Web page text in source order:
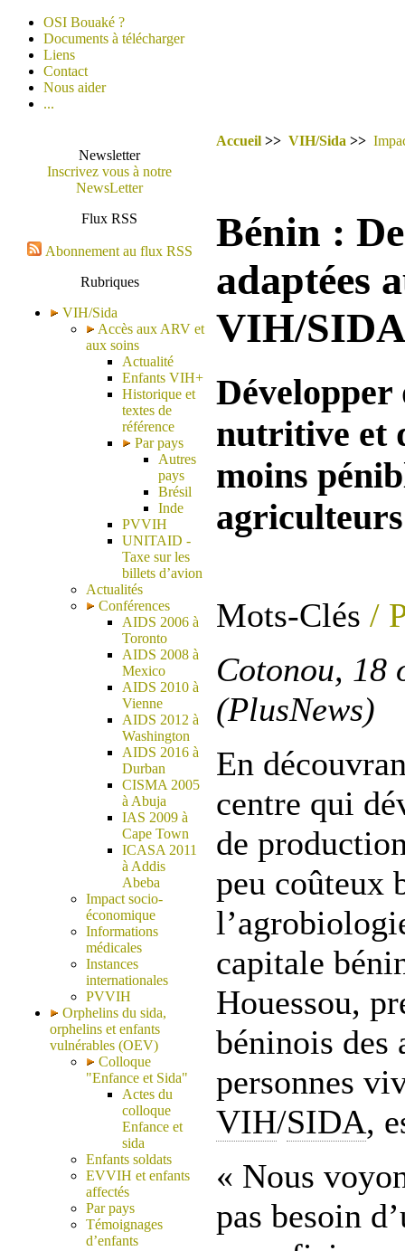
OSI Bouaké ?
Documents à télécharger
Liens
Contact
Nous aider
...
Newsletter
Inscrivez vous à notre
NewsLetter
Flux RSS
Abonnement au flux RSS
Rubriques
VIH/Sida
Accès aux ARV et
aux soins
Actualité
Enfants VIH+
Historique et
textes de
référence
Par pays
Autres
pays
Brésil
Inde
PVVIH
UNITAID -
Taxe sur les
billets d’avion
Actualités
Conférences
AIDS 2006 à
Toronto
AIDS 2008 à
Mexico
AIDS 2010 à
Vienne
AIDS 2012 à
Washington
AIDS 2016 à
Durban
CISMA 2005
à Abuja
IAS 2009 à
Cape Town
ICASA 2011
à Addis
Abeba
Impact socio-
économique
Informations
médicales
Instances
internationales
PVVIH
Orphelins du sida,
orphelins et enfants
vulnérables (OEV)
Colloque
"Enfance et Sida"
Actes du
colloque
Enfance et
sida
Enfants soldats
EVVIH et enfants
affectés
Par pays
Témoignages
d’enfants
Accueil >> VIH/Sida >>
Bénin :
adaptées
VIH/SIDA
Développer
nutritive et
moins
Mots-Clés /
Cotonou, 18
(PlusNews)
En
centre qui
de
peu coûteux
capitale
Houessou,
béninois des
personnes
VIH/SIDA,
« Nous
pas besoin